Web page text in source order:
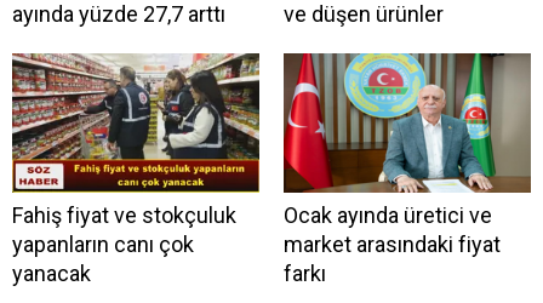
ayında yüzde 27,7 arttı
ve düşen ürünler
Fahiş fiyat ve stokçuluk
yapanların canı çok
yanacak
Ocak ayında üretici ve
market arasındaki fiyat
farkı